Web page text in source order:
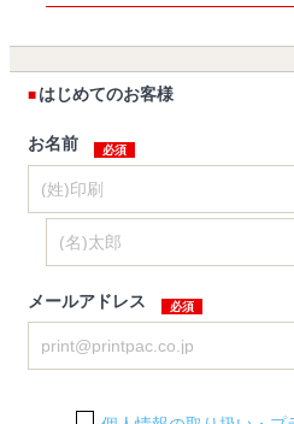
はじめてのお客様
お名前
メールアドレス